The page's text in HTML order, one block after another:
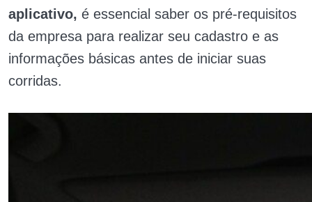
aplicativo, é essencial saber os pré-requisitos
da empresa para realizar seu cadastro e as
informações básicas antes de iniciar suas
corridas.